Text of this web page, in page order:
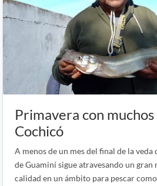
Primavera con
Cochicó
A menos de un mes del final de la veda
de Guaminí sigue atravesando un
calidad en un ámbito para pescar